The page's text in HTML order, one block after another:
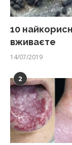
10
вживаєте
14/07/2019
2